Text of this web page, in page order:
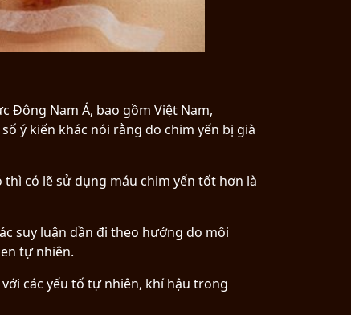
Đông Nam Á, bao gồm Việt Nam,
ý kiến khác nói rằng do chim yến bị già
có lẽ sử dụng máu chim yến tốt hơn là
suy luận dần đi theo hướng do môi
tự nhiên.
các yếu tố tự nhiên, khí hậu trong